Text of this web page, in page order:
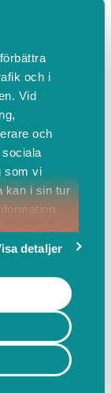
och i
Vid
och
som vi
kan i sin tur
detaljer
ritual för
ritual för